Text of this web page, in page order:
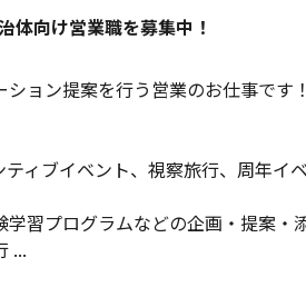
体向け営業職を募集中！
ョン提案を行う営業のお仕事です
ィブイベント、視察旅行、周年イ
習プログラムなどの企画・提案・
...